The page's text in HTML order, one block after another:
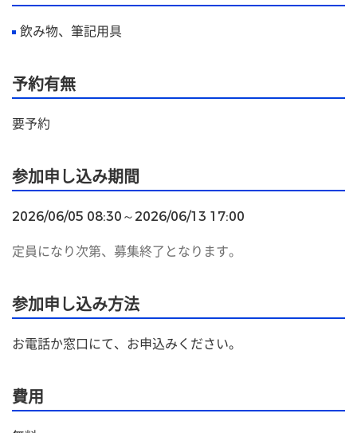
飲み物、筆記用具
予約有無
要予約
参加申し込み期間
2026/06/05 08:30～2026/06/13 17:00
定員になり次第、募集終了となります。
参加申し込み方法
お電話か窓口にて、お申込みください。
費用